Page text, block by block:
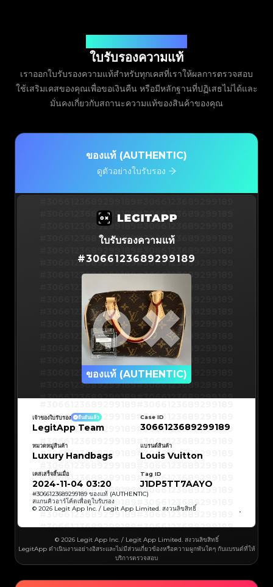
ใบรับรองความแท้
เราออกใบรับรองความแท้สำหรับทุกเคสที่เราให้ผลการตรวจสอบ
ใช้เสริมเคสของคุณเพื่อขอเงินคืน หรือมีหลักฐานที่ปฏิเสธไม่ได้และ
มั่นคงเกี่ยวกับสถานะความแท้ของสินค้าของคุณ
ของแท้ (AUTHENTIC)
ดูตัวอย่างใบรับรอง
#3066123689299189#3066123689299189
#3066123689299189#3066123689299189
#3066123689299189#3066123689299189
#3066123689299189#3066123689299189
#3066123689299189#3066123689299189
#3066123689299189#3066123689299189
#3066123689299189#3066123689299189
#3066123689299189#3066123689299189
#3066123689299189#3066123689299189
#3066123689299189#3066123689299189
#3066123689299189#3066123689299189
#3066123689299189#3066123689299189
#3066123689299189#3066123689299189
#3066123689299189#3066123689299189
#3066123689299189
#3066123689299189
#3066123689299189
#3066123689299189
#3066123689299189
#3066123689299189
#3066123689299189
#3066123689299189
#3066123689299189
#3066123689299189
#3066123689299189
#3066123689299189
#3066123689299189#3066123689299189
#3066123689299189 #3066123689299189
#3066123689299189#3066123689299189
#3066123689299189#3066123689299189
#3066123689299189#3066123689299189
#3066123689299189#3066123689299189
#3066123689299189#3066123689299189
ใบรับรองความแท้
#3066123689299189
ของแท้ (AUTHENTIC)
#3066123689299189
#3066123689299189
#3066123689299189
#3066123689299189
#3066123689299189
#3066123689299189
#3066123689299189
#3066123689299189
#3066123689299189
#3066123689299189
#3066123689299189#3066123689299189
#3066123689299189
#3066123689299189
#3066123689299189#3066123689299189
#3066123689299189#3066123689299189
#3066123689299189#3066123689299189
#3066123689299189#3066123689299189
#3066123689299189#3066123689299189
เจ้าของใบรับรอง ยืนยันแล้ว
LegitApp Team
Case ID
3066123689299189
หมวดหมู่สินค้า
Luxury Handbags
แบรนด์สินค้า
Louis Vuitton
เคสเสร็จสิ้นเมื่อ
2024-11-04 03:20
Tag ID
J1DP5TT7AAYO
#3066123689299189 ของแท้ (AUTHENTIC)
สแกนคิวอาร์โค้ดเพื่อดูใบรับรอง
© 2026 Legit App Inc. / Legit App Limited. สงวนลิขสิทธิ์
© 2026 Legit App Inc. / Legit App Limited. สงวนลิขสิทธิ์
LegitApp ดำเนินงานอย่างอิสระและไม่มีส่วนเกี่ยวข้องหรือความผูกพันใดๆ กับแบรนด์ที่ให้
บริการตรวจสอบ